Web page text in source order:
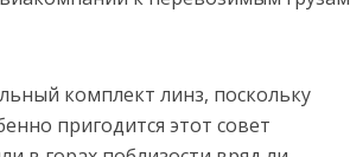
комплект линз, поскольку
пригодится этот совет